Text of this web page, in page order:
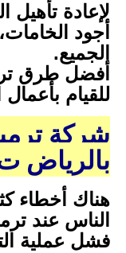
لإعادة تأهيل
أجود
الجميع.
أفضل طرق
للقيام بأعمال
شركة
بالرياض ت:
هناك أخطاء
الناس عند
فشل عملية